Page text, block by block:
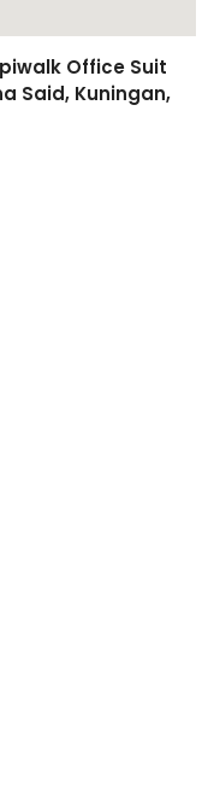
Office Suit
Said, Kuningan,